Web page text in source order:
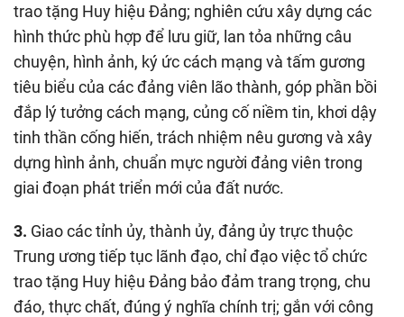
trao tặng Huy hiệu Đảng; nghiên cứu xây dựng các
hình thức phù hợp để lưu giữ, lan tỏa những câu
chuyện, hình ảnh, ký ức cách mạng và tấm gương
tiêu biểu của các đảng viên lão thành, góp phần bồi
đắp lý tưởng cách mạng, củng cố niềm tin, khơi dậy
tinh thần cống hiến, trách nhiệm nêu gương và xây
dựng hình ảnh, chuẩn mực người đảng viên trong
giai đoạn phát triển mới của đất nước.
3. Giao các tỉnh ủy, thành ủy, đảng ủy trực thuộc
Trung ương tiếp tục lãnh đạo, chỉ đạo việc tổ chức
trao tặng Huy hiệu Đảng bảo đảm trang trọng, chu
đáo, thực chất, đúng ý nghĩa chính trị; gắn với công